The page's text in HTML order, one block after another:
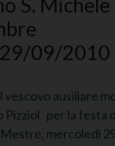
S. Michele
29/09/2010
vescovo ausiliare
Pizziol per la festa
mercoledì